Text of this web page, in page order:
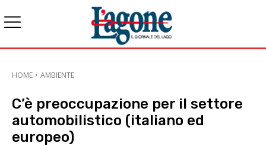
HOME AMBIENTE
C’è preoccupazione per il settore
automobilistico (italiano ed
europeo)